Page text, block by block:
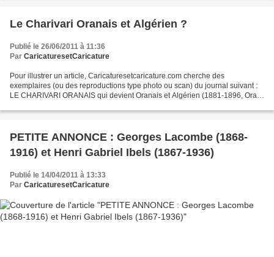
Le Charivari Oranais et Algérien ?
Publié le 26/06/2011 à 11:36
Par CaricaturesetCaricature
Pour illustrer un article, Caricaturesetcaricature.com cherche des
exemplaires (ou des reproductions type photo ou scan) du journal suivant :
LE CHARIVARI ORANAIS qui devient Oranais et Algérien (1881-1896, Oran)
PETITE ANNONCE : Georges Lacombe (1868-
1916) et Henri Gabriel Ibels (1867-1936)
Publié le 14/04/2011 à 13:33
Par CaricaturesetCaricature